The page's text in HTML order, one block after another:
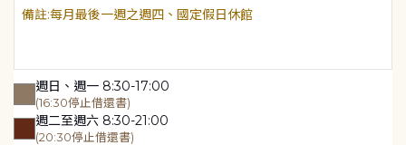
每月最後一週之週四、國定假日休館
週日、週一 8:30-17:00
(16:30停止借還書)
週二至週六 8:30-21:00
(20:30停止借還書)